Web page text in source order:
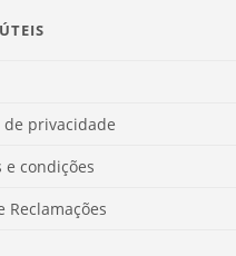
de privacidade
e condições
Reclamações